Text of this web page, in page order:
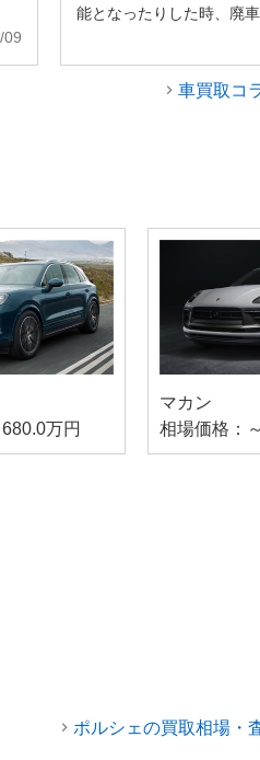
09
能となったりした時、廃
車買取コ
万円
マカン
相場価格：
ポルシェの買取相場・